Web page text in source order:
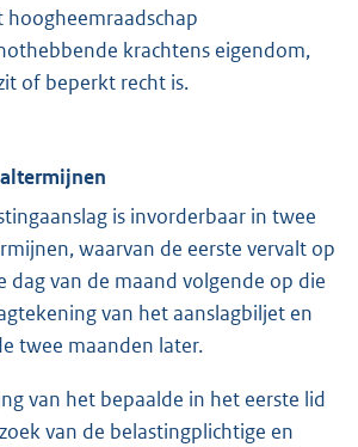
hoogheemraadschap
krachtens eigendom,
of beperkt recht is.
is invorderbaar in twee
waarvan de eerste vervalt op
dag van de maand volgende op die
van het aanslagbiljet en
twee maanden later.
van het bepaalde in het eerste lid
van de belastingplichtige en